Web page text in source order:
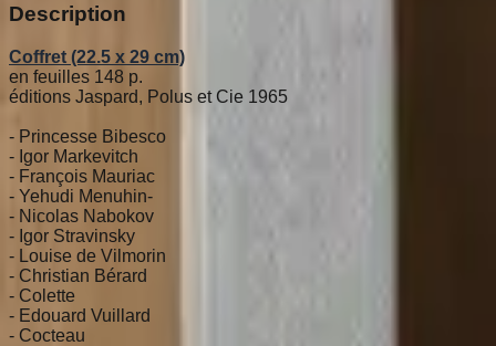
Description
Coffret (22.5 x 29 cm)
en feuilles 148 p.
éditions Jaspard, Polus et Cie 1965
- Princesse Bibesco
- Igor Markevitch
- François Mauriac
- Yehudi Menuhin-
- Nicolas Nabokov
- Igor Stravinsky
- Louise de Vilmorin
- Christian Bérard
- Colette
- Edouard Vuillard
- Cocteau